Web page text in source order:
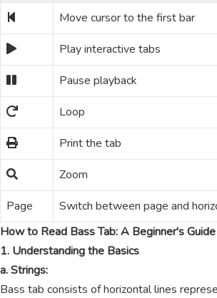
Move cursor to the first bar
Play interactive tabs
Pause playback
Loop
Print the tab
Zoom
Page
Switch between page and
How to Read Bass Tab: A Beginner's Guide
1. Understanding the Basics
a. Strings:
Bass tab consists of horizontal lines